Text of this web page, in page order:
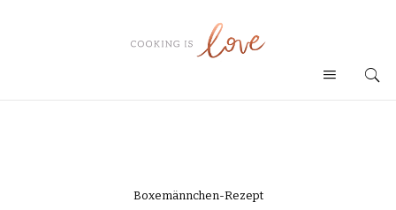
Boxemännchen-Rezept